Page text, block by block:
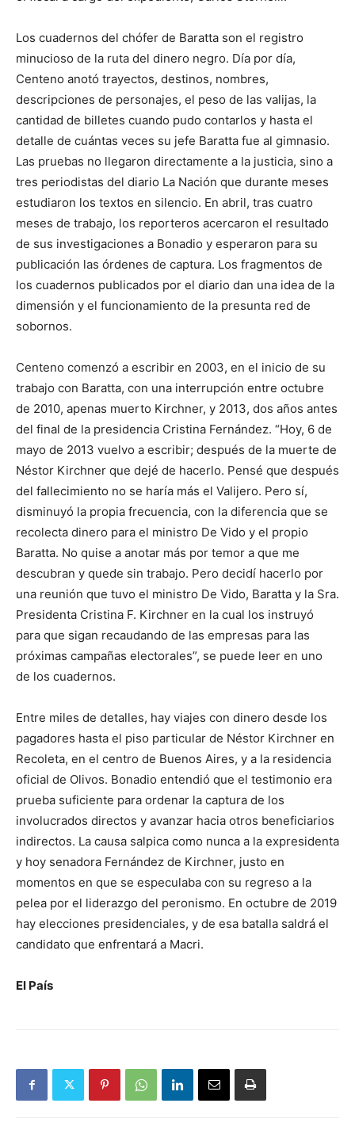
Los cuadernos del chófer de Baratta son el registro
minucioso de la ruta del dinero negro. Día por día,
Centeno anotó trayectos, destinos, nombres,
descripciones de personajes, el peso de las valijas, la
cantidad de billetes cuando pudo contarlos y hasta el
detalle de cuántas veces su jefe Baratta fue al gimnasio.
Las pruebas no llegaron directamente a la justicia, sino a
tres periodistas del diario La Nación que durante meses
estudiaron los textos en silencio. En abril, tras cuatro
meses de trabajo, los reporteros acercaron el resultado
de sus investigaciones a Bonadio y esperaron para su
publicación las órdenes de captura. Los fragmentos de
los cuadernos publicados por el diario dan una idea de la
dimensión y el funcionamiento de la presunta red de
sobornos.
Centeno comenzó a escribir en 2003, en el inicio de su
trabajo con Baratta, con una interrupción entre octubre
de 2010, apenas muerto Kirchner, y 2013, dos años antes
del final de la presidencia Cristina Fernández. “Hoy, 6 de
mayo de 2013 vuelvo a escribir; después de la muerte de
Néstor Kirchner que dejé de hacerlo. Pensé que después
del fallecimiento no se haría más el Valijero. Pero sí,
disminuyó la propia frecuencia, con la diferencia que se
recolecta dinero para el ministro De Vido y el propio
Baratta. No quise a anotar más por temor a que me
descubran y quede sin trabajo. Pero decidí hacerlo por
una reunión que tuvo el ministro De Vido, Baratta y la Sra.
Presidenta Cristina F. Kirchner en la cual los instruyó
para que sigan recaudando de las empresas para las
próximas campañas electorales”, se puede leer en uno
de los cuadernos.
Entre miles de detalles, hay viajes con dinero desde los
pagadores hasta el piso particular de Néstor Kirchner en
Recoleta, en el centro de Buenos Aires, y a la residencia
oficial de Olivos. Bonadio entendió que el testimonio era
prueba suficiente para ordenar la captura de los
involucrados directos y avanzar hacia otros beneficiarios
indirectos. La causa salpica como nunca a la expresidenta
y hoy senadora Fernández de Kirchner, justo en
momentos en que se especulaba con su regreso a la
pelea por el liderazgo del peronismo. En octubre de 2019
hay elecciones presidenciales, y de esa batalla saldrá el
candidato que enfrentará a Macri.
El País